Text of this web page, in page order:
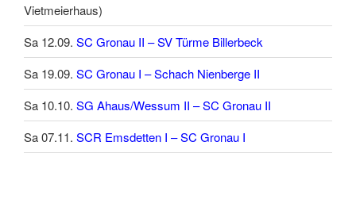
Vietmeierhaus)
Sa 12.09. SC Gronau II – SV Türme Billerbeck
Sa 19.09. SC Gronau I – Schach Nienberge II
Sa 10.10. SG Ahaus/Wessum II – SC Gronau II
Sa 07.11. SCR Emsdetten I – SC Gronau I